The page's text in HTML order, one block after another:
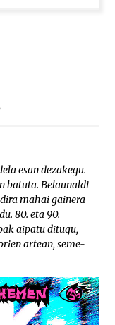
esan dezakegu.
batuta. Belaunaldi
mahai gainera
80. eta 90.
aipatu ditugu,
artean, seme-